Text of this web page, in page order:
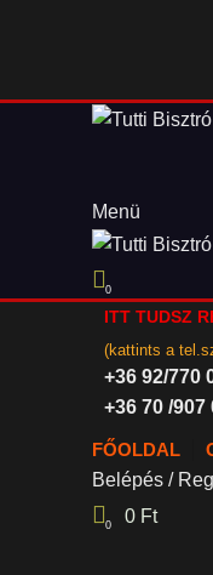
Menü
0
ITT TUDSZ
(kattints a
+36 92/770
+36 70 /907
FŐOLDAL
Belépés /
0 0 Ft